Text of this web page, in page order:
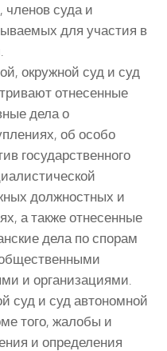
членов суда и
для участия в
окружной суд и суд
отнесенные
дела о
об особо
государственного
должностных и
а также отнесенные
дела по спорам
и организациями.
суд и суд автономной
того, жалобы и
и определения